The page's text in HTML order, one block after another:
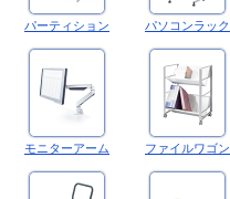
パーティション パソコンラック
モニターアーム ファイルワゴン